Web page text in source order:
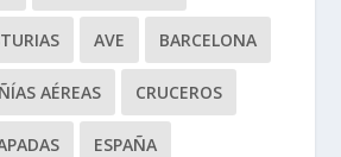
AVE BARCELONA
AÉREAS CRUCEROS
ESPAÑA